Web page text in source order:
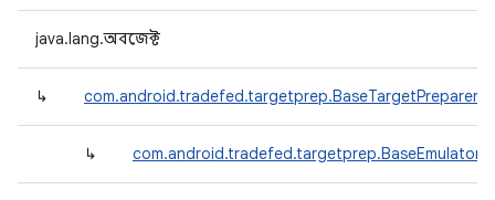
java.lang.অবজেক্ট
↳ com.android.tradefed.targetprep.BaseTargetPreparer
↳